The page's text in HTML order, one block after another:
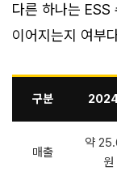
다른 하나는 ESS
이어지는지 여부
구분
매출
약
원